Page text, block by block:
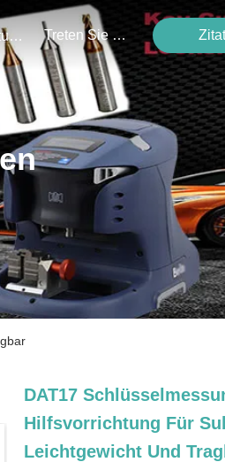
Veranstaltungen Treten Sie Mit Uns In Verbindung Zitat
DAT17
Hilfsvorrichtung Für
Leichtgewicht Und